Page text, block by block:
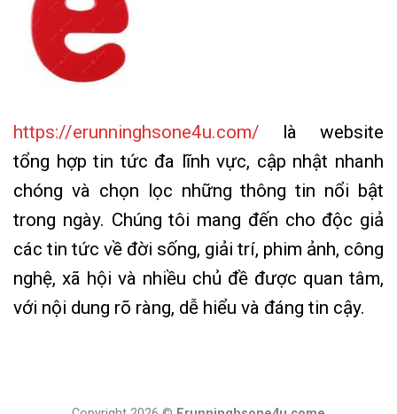
https://erunninghsone4u.com/ là website
tổng hợp tin tức đa lĩnh vực, cập nhật nhanh
chóng và chọn lọc những thông tin nổi bật
trong ngày. Chúng tôi mang đến cho độc giả
các tin tức về đời sống, giải trí, phim ảnh, công
nghệ, xã hội và nhiều chủ đề được quan tâm,
với nội dung rõ ràng, dễ hiểu và đáng tin cậy.